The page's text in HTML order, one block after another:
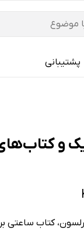
پشتیبانی
کتاب ساعتی